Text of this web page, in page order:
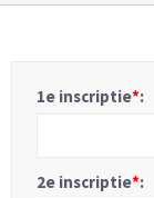
1e inscriptie*:
2e inscriptie*: